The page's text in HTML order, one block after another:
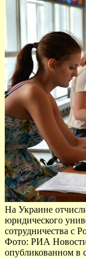
На Украине
юридического
сотрудничества с
Фото: РИА
опубликованном в